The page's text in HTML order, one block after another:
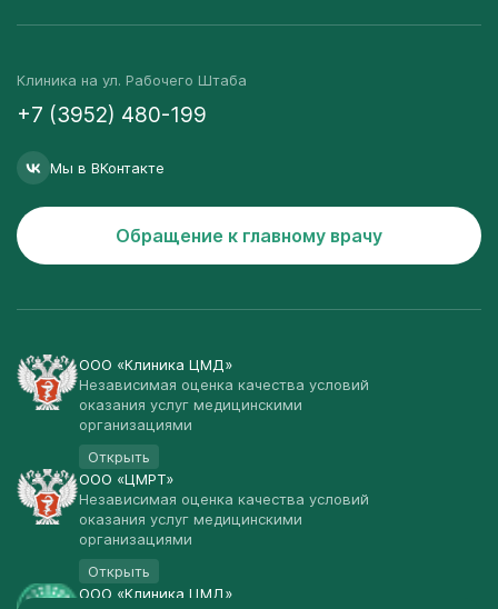
Клиника на ул. Рабочего Штаба
+7 (3952) 480-199
Мы в ВКонтакте
Обращение к главному врачу
ООО «Клиника ЦМД»
Независимая оценка качества условий
оказания услуг медицинскими
организациями
Открыть
ООО «ЦМРТ»
Независимая оценка качества условий
оказания услуг медицинскими
организациями
Открыть
ООО «Клиника ЦМД»